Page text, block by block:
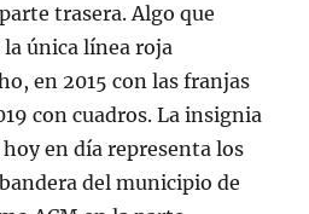
trasera. Algo que
la única línea roja
en 2015 con las franjas
con cuadros. La insignia
en día representa los
del municipio de